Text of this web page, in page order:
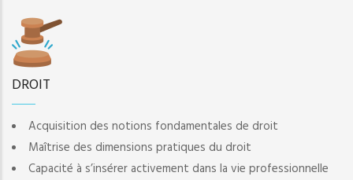
DROIT
Acquisition des notions fondamentales de droit
Maîtrise des dimensions pratiques du droit
Capacité à s’insérer activement dans la vie professionnelle